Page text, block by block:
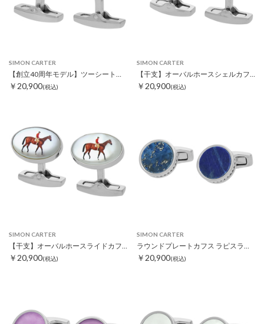
SIMON CARTER
￥20,900(税込)
SIMON CARTER
￥20,900(税込)
SIMON CARTER
【干支】オーバルホースライドカフス
￥20,900(税込)
SIMON CARTER
ラウンドプレートカフス ラピスラズリ
￥20,900(税込)